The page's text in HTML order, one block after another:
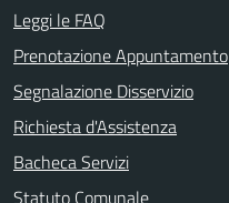
Leggi le FAQ
Prenotazione Appuntamento
Segnalazione Disservizio
Richiesta d'Assistenza
Bacheca Servizi
Statuto Comunale